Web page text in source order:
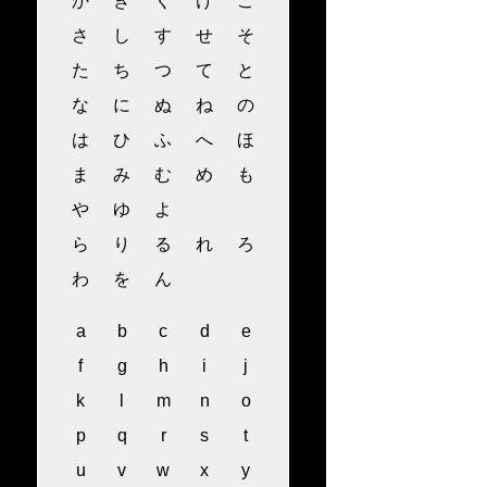
さ
し す せ
そ
た
ち つ て
と
な
に ぬ ね
の
は
ひ ふ へ
ほ
ま
み む め
も
や
ゆ
よ
ら
り る れ
ろ
わ
を ん
a b c d
e
f
g h i
j
k
m n
o
p
q r s
t
u
v w x y